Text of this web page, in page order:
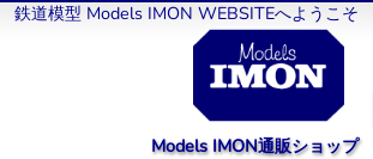
鉄道模型 Models IMON WEBSITEへようこそ
Models IMON通販ショップ